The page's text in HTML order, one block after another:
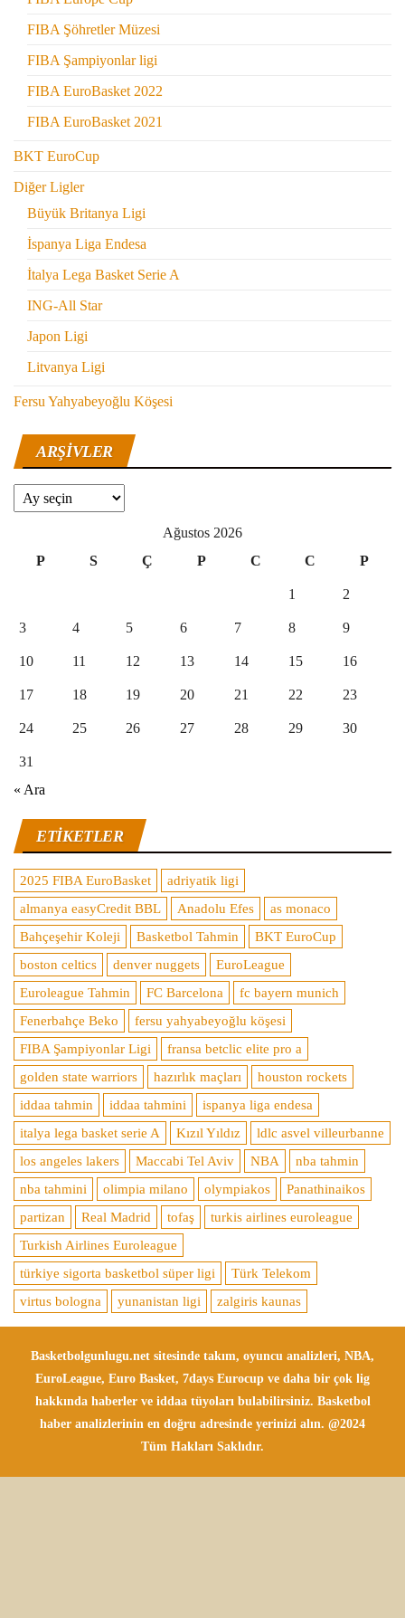
FIBA Şöhretler Müzesi
FIBA Şampiyonlar ligi
FIBA EuroBasket 2022
FIBA EuroBasket 2021
BKT EuroCup
Diğer Ligler
Büyük Britanya Ligi
İspanya Liga Endesa
İtalya Lega Basket Serie A
ING-All Star
Japon Ligi
Litvanya Ligi
Fersu Yahyabeyoğlu Köşesi
ARŞIVLER
Arşivler
Ağustos 2026
P
S Ç P C C P
1 2
3 4 5 6 7 8 9
10 11 12 13 14 15 16
17 18 19 20 21 22 23
24 25 26 27 28 29 30
31
« Ara
ETIKETLER
2025 FIBA EuroBasket
adriyatik ligi
almanya easyCredit BBL
Anadolu Efes
as monaco
Bahçeşehir Koleji
Basketbol Tahmin
BKT EuroCup
boston celtics
denver nuggets
EuroLeague
Euroleague Tahmin
FC Barcelona
fc bayern munich
Fenerbahçe Beko
fersu yahyabeyoğlu köşesi
FIBA Şampiyonlar Ligi
fransa betclic elite pro a
golden state warriors
hazırlık maçları
houston rockets
iddaa tahmin
iddaa tahmini
ispanya liga endesa
italya lega basket serie A
Kızıl Yıldız
ldlc asvel villeurbanne
los angeles lakers
Maccabi Tel Aviv NBA
nba tahmin
nba tahmini
olimpia milano olympiakos
Panathinaikos
partizan
Real Madrid tofaş
turkis airlines euroleague
Turkish Airlines Euroleague
türkiye sigorta basketbol süper ligi
Türk Telekom
virtus bologna
yunanistan ligi zalgiris kaunas
Basketbolgunlugu.net sitesinde takım, oyuncu analizleri, NBA,
EuroLeague, Euro Basket, 7days Eurocup ve daha bir çok lig
hakkında haberler ve iddaa tüyoları bulabilirsiniz. Basketbol
haber analizlerinin en doğru adresinde yerinizi alın. @2024
Tüm Hakları Saklıdır.